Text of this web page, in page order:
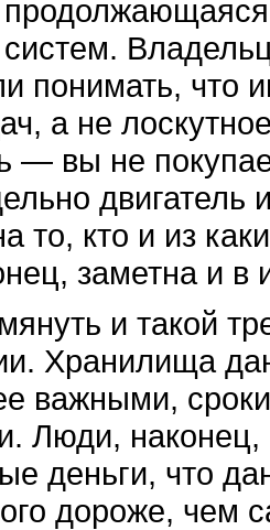
понимать,
а не
— вы не
то, кто и из
заметна и
и такой
Хранилища
важными,
Люди,
деньги, что
дороже, чем